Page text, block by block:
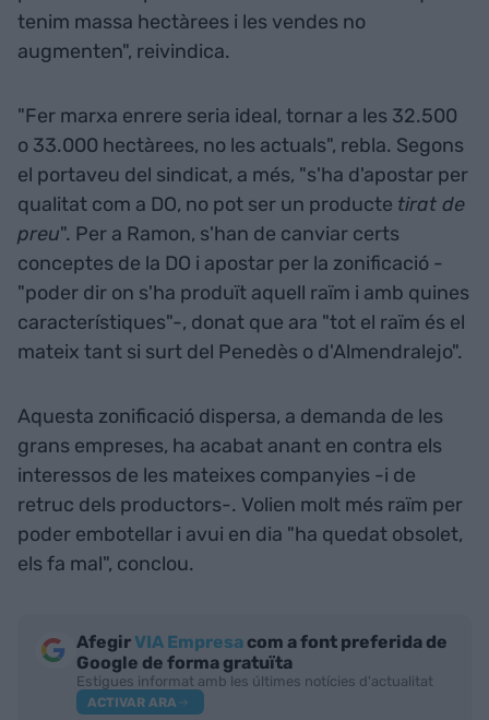
tenim massa hectàrees i les vendes no
augmenten", reivindica.
"Fer marxa enrere seria ideal, tornar a les 32.500
o 33.000 hectàrees, no les actuals", rebla. Segons
el portaveu del sindicat, a més, "s'ha d'apostar per
qualitat com a DO, no pot ser un producte tirat de
preu". Per a Ramon, s'han de canviar certs
conceptes de la DO i apostar per la zonificació -
"poder dir on s'ha produït aquell raïm i amb quines
característiques"-, donat que ara "tot el raïm és el
mateix tant si surt del Penedès o d'Almendralejo".
Aquesta zonificació dispersa, a demanda de les
grans empreses, ha acabat anant en contra els
interessos de les mateixes companyies -i de
retruc dels productors-. Volien molt més raïm per
poder embotellar i avui en dia "ha quedat obsolet,
els fa mal", conclou.
AfegirVIA Empresa com a font preferida de
Google de forma gratuïta
Estigues informat amb les últimes notícies d'actualitat
ACTIVAR ARA